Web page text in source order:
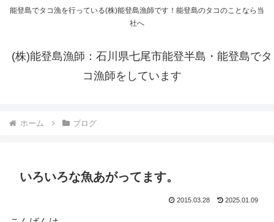
能登島でタコ漁を行っている(株)能登島漁師です！能登島のタコのことなら当
社へ
(株)能登島漁師：石川県七尾市能登半島・能登島でタ
コ漁師をしています
ホーム ブログ
いろいろな魚あがってます。
2015.03.28 2025.01.09